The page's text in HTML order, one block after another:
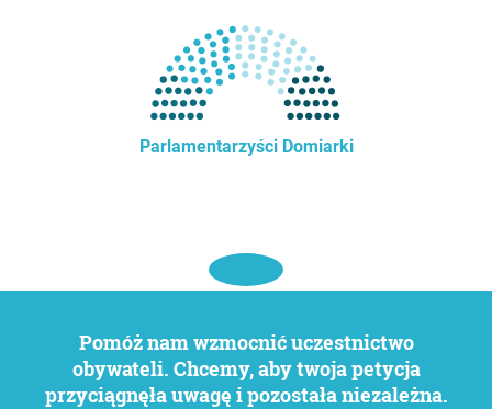
Parlamentarzyści Domiarki
Pomóż nam wzmocnić uczestnictwo
obywateli. Chcemy, aby twoja petycja
przyciągnęła uwagę i pozostała niezależna.